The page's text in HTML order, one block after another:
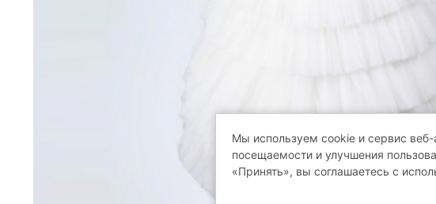
Мы используем cookie и сервис веб-
посещаемости и улучшения
«Принять», вы соглашаетесь с